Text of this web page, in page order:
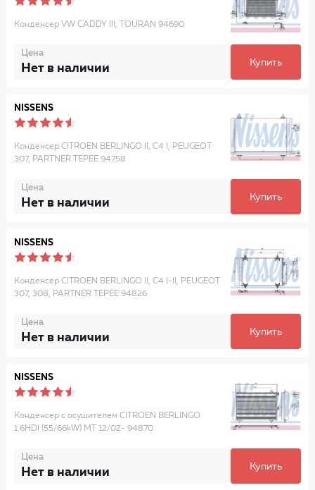
Конденсер VW CADDY III, TOURAN 94690
Цена
Нет в наличии Купить
NISSENS
Конденсер CITROEN BERLINGO II, C4 I, PEUGEOT
307, PARTNER TEPEE 94758
Цена
Нет в наличии Купить
NISSENS
Конденсер CITROEN BERLINGO II, C4 I-II, PEUGEOT
307, 308, PARTNER TEPEE 94826
Цена
Нет в наличии Купить
NISSENS
Конденсер с осушителем CITROEN BERLINGO
1.6HDI (55/66kW) MT 12/02- 94870
Цена
Нет в наличии Купить